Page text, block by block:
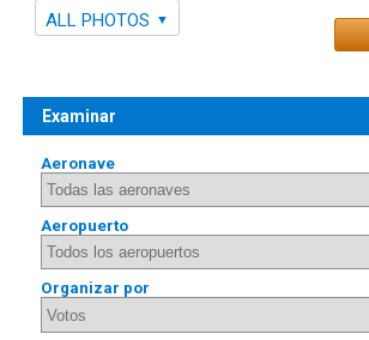
ALL PHOTOS
Examinar
Aeronave
Aeropuerto
Organizar por